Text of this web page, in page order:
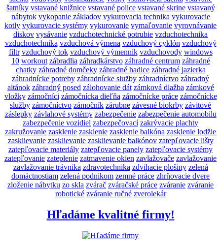
šatníky vstavané knižnice vstavané police vstavané skrine vstavaný
nábytok vykopanie základov vykurovacia technika vykurovacie
kotly vykurovacie systémy vykurovanie vymaľovanie vyrovnávanie
diskov vysávanie vzduchotechnické potrubie vzduchotechnika
vzduchotechnika vzduchová výmena vzduchový cyklón vzduchový
filtr vzduchový tok vzduchový výmenník vzduchovody windows
10 workout zábradlia záhradkárstvo záhradné centrum záhradné
chatky záhradné domčeky záhradné hadice záhradné jazierka
záhradnícke potreby záhradnícke služby záhradníctvo záhradný
altánok záhradný posed zálohovanie dát zámková dlažba zámkové
vložky zámočníci zámočnícka dieľňa zámočnícke práce zámočnícke
služby zámočníctvo zámočník zárubne závesné biokrby závitové
záslepky závlahové systémy zabezpečenie zabezpečenie automobilu
zabezpečenie vozidiel zabezpečovací zakrývacie plachty
zakružovanie zasklenie zasklenie zasklenie balkóna zasklenie lodžie
zasklievanie zasklievanie zasklievanie balkónov zatepľovacie lišty
zatepľovacie materiály zatepľovacie panely zatepľovacie systémy
zatepľovanie zateplenie zatmavenie okien zavlažovače zavlažovanie
zavlažovanie trávnika zdravotechnika zdvihacie plošiny zelená
domáctnostiam zelená podnikom zemné práce zhrňovacie dvere
zloženie nábytku zo skla zvárač zváračské práce zváranie zváranie
robotické zváranie ručné zverolekár
Hľadáme kvalitné firmy!